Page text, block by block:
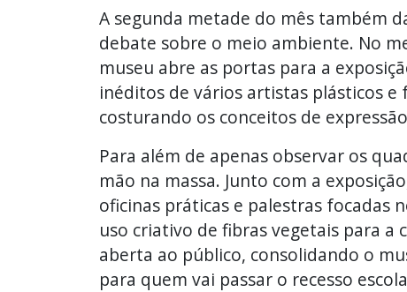
A segunda metade do mês também
debate sobre o meio ambiente. No
museu abre as portas para a
inéditos de vários artistas plásticos
costurando os conceitos de
Para além de apenas observar os
mão na massa. Junto com a
oficinas práticas e palestras focadas
uso criativo de fibras vegetais para a
aberta ao público, consolidando o
para quem vai passar o recesso